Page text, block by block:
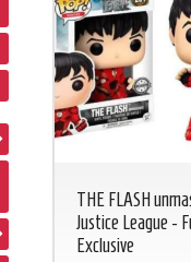
THE FLASH
Justice League -
Exclusive